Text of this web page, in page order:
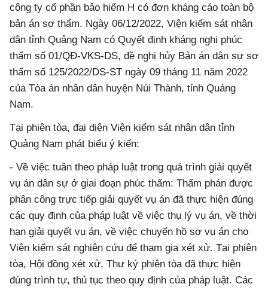
công ty cổ phần bảo hiểm H có đơn kháng cáo toàn bộ
bản án sơ thẩm. Ngày 06/12/2022, Viện kiểm sát nhân
dân tỉnh Quảng Nam có Quyết định kháng nghị phúc
thẩm số 01/QĐ-VKS-DS, đề nghị hủy Bản án dân sự sơ
thẩm số 125/2022/DS-ST ngày 09 tháng 11 năm 2022
của Tòa án nhân dân huyện Núi Thành, tỉnh Quảng
Nam.
Tại phiên tòa, đại diện Viện kiểm sát nhân dân tỉnh
Quảng Nam phát biểu ý kiến:
- Về việc tuân theo pháp luật trong quá trình giải quyết
vụ án dân sự ở giai đoạn phúc thẩm: Thẩm phán được
phân công trực tiếp giải quyết vụ án đã thực hiện đúng
các quy định của pháp luật về việc thụ lý vụ án, về thời
hạn giải quyết vụ án, về việc chuyển hồ sơ vụ án cho
Viện kiểm sát nghiên cứu để tham gia xét xử. Tại phiên
tòa, Hội đồng xét xử, Thư ký phiên tòa đã thực hiện
đúng trình tự, thủ tục theo quy định của pháp luật. Các